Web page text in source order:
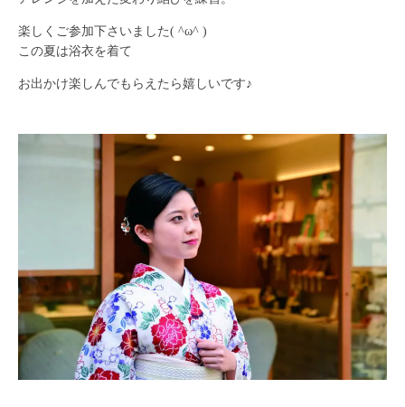
楽しくご参加下さいました( ^ω^ )
この夏は浴衣を着て
お出かけ楽しんでもらえたら嬉しいです♪